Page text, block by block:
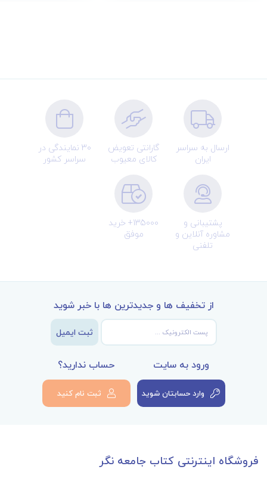
ارسال به سراسر
ایران
گارانتی تعویض
کالای معیوب
30 نمایندگی در
سراسر کشور
پشتیبانی و
مشاوره آنلاین و
تلفنی
135000+ خرید
موفق
از تخفیف ها و جدیدترین ها با خبر شوید
ثبت ایمیل
ورود به سایت
وارد حسابتان شوید
حساب ندارید؟
ثبت نام کنید
فروشگاه اینترنتی کتاب جامعه نگر